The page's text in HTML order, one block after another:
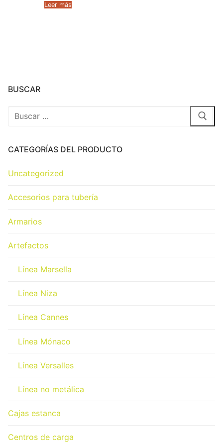
Leer más
BUSCAR
CATEGORÍAS DEL PRODUCTO
Uncategorized
Accesorios para tubería
Armarios
Artefactos
Línea Marsella
Línea Niza
Línea Cannes
Línea Mónaco
Línea Versalles
Línea no metálica
Cajas estanca
Centros de carga